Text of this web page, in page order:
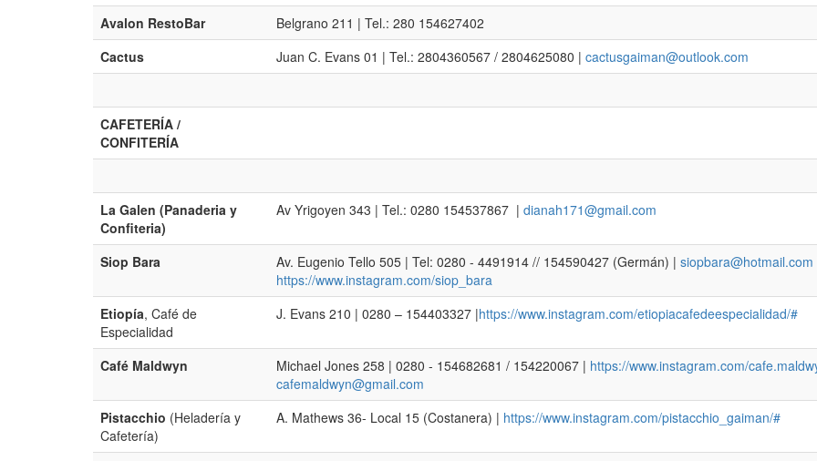
Avalon RestoBar
Belgrano 211 | Tel.: 280 154627402
Cactus
Juan C. Evans 01 | Tel.: 2804360567 / 2804625080 | cactusgaiman@outlook.com
CAFETERÍA /
CONFITERÍA
La Galen (Panaderia y
Confiteria)
Av Yrigoyen 343 | Tel.: 0280 154537867 | dianah171@gmail.com
Siop Bara Av. Eugenio Tello 505 | Tel: 0280 - 4491914 // 154590427 (Germán) | siopbara@hotmail.com
https://www.instagram.com/siop_bara
Etiopía, Café de
Especialidad
J. Evans 210 | 0280 – 154403327 |https://www.instagram.com/etiopiacafedeespecialidad/#
Café Maldwyn Michael Jones 258 | 0280 - 154682681 / 154220067 | https://www.instagram.com/
cafemaldwyn@gmail.com
Pistacchio (Heladería y
Cafetería)
A. Mathews 36- Local 15 (Costanera) | https://www.instagram.com/pistacchio_gaiman/#